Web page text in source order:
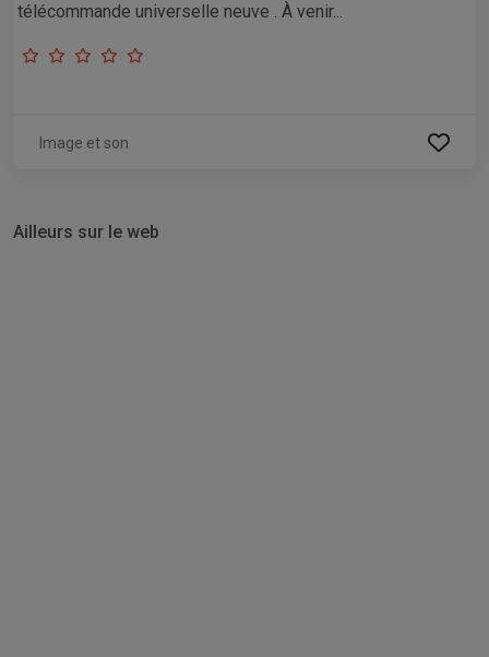
télécommande universelle neuve . À venir...
Image et son
Ailleurs sur le web